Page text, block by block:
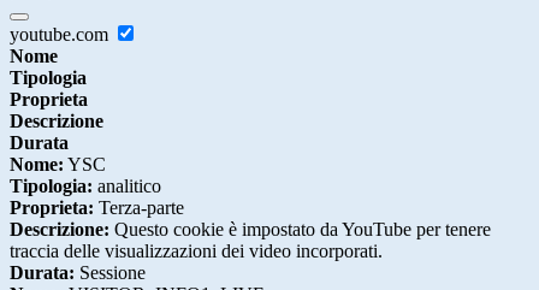
youtube.com
Nome
Tipologia
Proprieta
Descrizione
Durata
Nome: YSC
Tipologia: analitico
Proprieta: Terza-parte
Descrizione: Questo cookie è impostato da YouTube per tenere
traccia delle visualizzazioni dei video incorporati.
Durata: Sessione